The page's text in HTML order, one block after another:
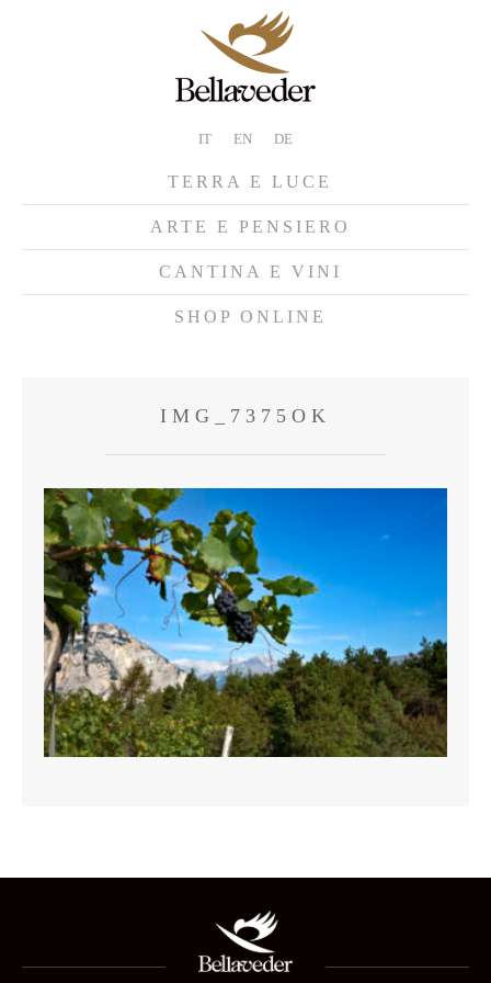
IT EN DE
TERRA E LUCE
ARTE E PENSIERO
CANTINA E VINI
SHOP ONLINE
IMG_7375OK